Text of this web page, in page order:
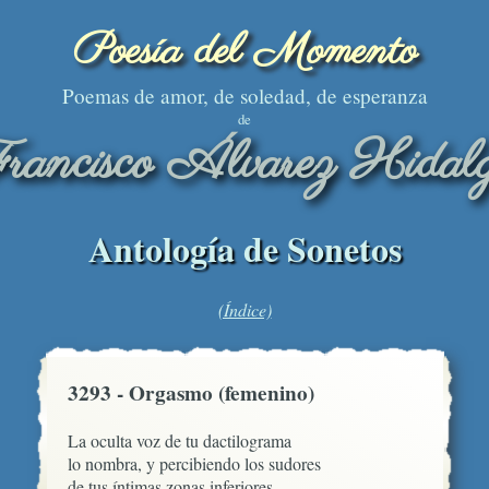
Poesía del Momento
Poemas de amor, de soledad, de esperanza
de
Álvarez
Antología de Sonetos
(Índice)
3293 - Orgasmo (femenino)
La oculta voz de tu dactilograma
lo nombra, y percibiendo los sudores